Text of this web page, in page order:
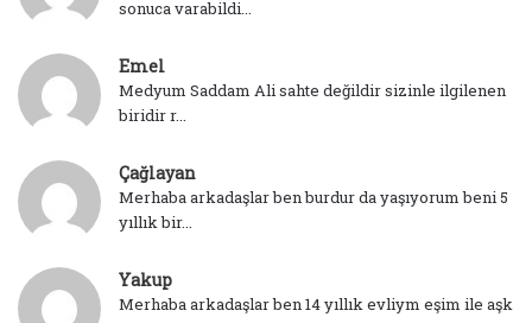
sonuca varabildi...
Emel
Medyum Saddam Ali sahte değildir sizinle ilgilenen
biridir r...
Çağlayan
Merhaba arkadaşlar ben burdur da yaşıyorum beni 5
yıllık bir...
Yakup
Merhaba arkadaşlar ben 14 yıllık evliym eşim ile aşk